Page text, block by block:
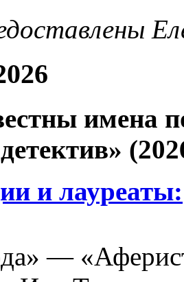
имена
и лауреаты:
—